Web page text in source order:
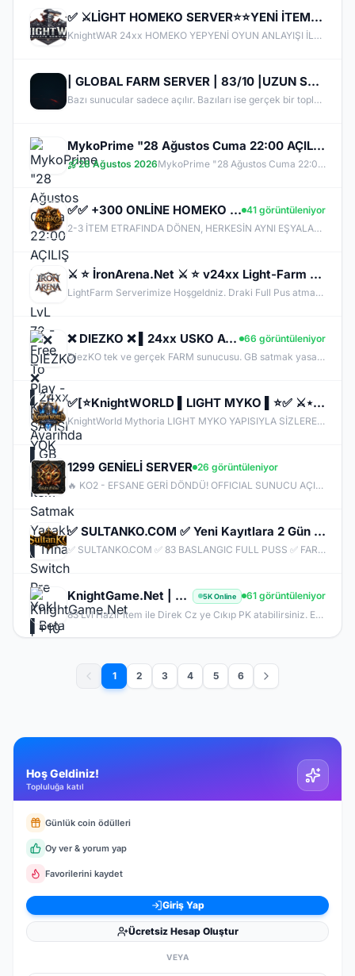
✅ ⚔️LİGHT HOMEKO SERVER⭐⭐YENİ İTEMLER EKLENDİ⭐⭐PUS ÜCRETSİZ⭐⭐İTEM SATIŞ YOK⭐⭐HİLE VE BUGLAR FİX ✅ ⚔️
KnightWAR 24xx HOMEKO YEPYENİ OYUN ANLAYIŞI İLE SİZLERLE BULUŞUYOR. Merhaba Şovalyeler, Sizleri Sürükleyici Maceralarıyla, Sorunsuz Ve Hilesiz Ve Eşit Oyun Oynayabileceginiz, Güzel Ve Keyifli Vakit Geçireceğiniz Bir Sunucu İle Karşılıyor ve İyi Oyunlar Diliyoruz. KnightWAR Sunucumuz Hakkında Oyun İçi Bilgi Almak İçin DİSCORD kanalımıza katılın ! Sürüm v.24xx HOME KO Light Farm
| GLOBAL FARM SERVER | 83/10 |UZUN SOLUKLU FARM'IN ADRESİ | v24xx |
Bazı sunucular sadece açılır. Bazıları ise gerçek bir topluluğa dönüşür. RokkoGame’i oluştururken hedefimiz hiçbir zaman büyük vaatler vermek olmadı. Amacımız; uzun vadede ayakta kalacak, güvenilir, adil ve sağlam bir yapı kurmaktı. Gösteriş yerine sağlam temelleri seçtik. Çünkü gerçek kalite, yüksek sesle değil; istikrarla kendini kanıtlar.
MykoPrime "28 Ağustos Cuma 22:00 AÇILIŞ !"- Max LvL 72 - Free To Play - KC SATIŞI YOK
28 Ağustos 2026 MykoPrime "28 Ağustos Cuma 22:00 AÇILIŞ !"- Max LvL 72 - Free To Play - KC SATIŞI YOK
✅✅ +300 ONLİNE HOMEKO BU GÜN AÇILDI✅✅✅✅ƁÖYLE BIR SERVER YOK ✅✅✅✅MYTHKO 41 görüntüleniyor
2-3 İTEM ETRAFINDA DÖNEN, HERKESİN AYNI EŞYALARLA OYNADIĞI SUNUCULARDAN BIKMADIN MI? MYTHKO'DA YENİ WEAPON BOXLARI, TAKI SİSTEMLERİ, DRAGON ARMOR, PERK STAT, GÖREVLER, FARM ALANLARI VE KAZANÇ DOLU ETKİNLİKLER SENİ BEKLİYOR! ONLİNE KAL, KC KAZAN, KİLL AL PARA KAZAN, CR VE ETKİNLİKLERDEN ÖDÜLLER TOPLA. BİZDE AMAÇ SADECE PUS DEĞİL; UZUN SOLUKLU, EMEK VERDİKÇE KAZANDIĞIN GERÇEK BİR PvP DENEYİMİ!
⚔️ ⭐ İronArena.Net ⚔️ ⭐ v24xx Light-Farm Server ⭐⚔️⭐ 31.07.2026⭐⚔️⭐Güncellenmiş Yükseltilmiş Drop ve
LightFarm Serverimize Hoşgeldniz. Draki Full Pus atmaktadir Vip Paket Dahil. Talisman Aktiftr Usko Gibi Drakiden Materyal ile Yapılmaktadir.
❌ DIEZKO ❌ ▌24xx USKO Ayarında ▌GB ve İtem Satmak Yasak! ▌Trina Switch Pre Yok! ▌Beta bu Cuma
66 görüntüleniyor
DiezKO tek ve gerçek FARM sunucusu. GB satmak yasak, PUS'ta avantaj sağlayan itemler yok. Trina , Shadow Piece ve Karivdis gibi eşyalar yok, Switch PRE ve türevleri yok. Sadece EMEK ve PK var.
✅[⭐KnightWORLD ▌LIGHT MYKO ▌⭐✅ ⚔️⋆BETA 26 HAZIRAN ⋆⚔️ ✅⚔️KNIGHTWORLD.ONLINE ⚔️ ✅OFFICIAL 3 TEMMUZ✅
KnightWorld Mythoria LIGHT MYKO YAPISIYLA SİZLERE GELİŞTİRİLMİŞ BİR MYKO YAPISINI SUNUYOR CAP 72 OTO MASTER OTO SKILL AÇIK OLACAKTIR BETA 26 HAZIRAN SAAT 20:00 AKTİF OLACAKTIR OFFICIAL 3 TEMMUZ SAAT 20:00 AKTİF OLACAKTIR.
1299 GENİELİ SERVER 26 görüntüleniyor
🔥 KO2 - EFSANE GERİ DÖNDÜ! OFFICIAL SUNUCU AÇILDI! 🔥 Değerli Şövalyeler, Beklenen an geldi! Yenilenmiş yapısı, hile karşıtı koruma sistemi ve eşit Silk/KC ekonomisiyle **KO2 Official** kapılarını açtı! ⚔️ SUNUCU ÖZELLİKLERİ: - 👑 Version: v1299 / v24xx (Kendi versiyonunuzu yazın) - 🛡️ Anti-Cheat: %100 Hile & Koxp Korumalı Özel Güvenlik - ⚖️ Dengeli Drop & XP Oranları - ⚔️ Aktif CZ / Ardream PK & BDW / JR / Chaos Etkinlikleri - 💎 Canlı Ekonomi & Pazar Sistemi
✅ SULTANKO.COM ✅ Yeni Kayıtlara 2 Gün 500x Drop Bonus! ✅⭐ Pk Farm Server Ücretsiz! ⭐ DELTASOFT⭐
✅ SULTANKO.COM ✅ 83 BASLANGIC FULL PUSS ✅ FARM PK SERVER ✅⭐ 29.05.2026 22:00 OFFICIAL ⭐ DELTASOFT⭐
KnightGame.Net | +10 +5 PK SERVER | FULL PUS BASLANGIC | Hersey Ücretsiz | Her Gün IRK Var 5K Online
61 görüntüleniyor
83 Lvl Hazır İtem ile Direk Cz ye Cıkıp PK atabilirsiniz. EXP Kas , İtem kas gibi dert yok .
1 2 3 4 5 6
Hoş Geldiniz!
Topluluğa katıl
Günlük coin ödülleri
Oy ver & yorum yap
Favorilerini kaydet
Giriş Yap
Ücretsiz Hesap Oluştur
VEYA